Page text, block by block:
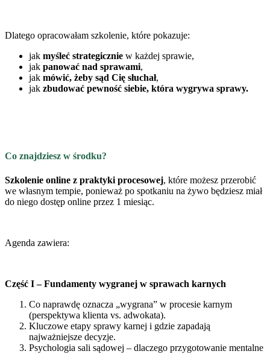
Dlatego opracowałam szkolenie, które pokazuje:
jak myśleć strategicznie w każdej sprawie,
jak panować nad sprawami,
jak mówić, żeby sąd Cię słuchał,
jak zbudować pewność siebie, która wygrywa sprawy.
Co znajdziesz w środku?
Szkolenie online z praktyki procesowej, które możesz przerobić
we własnym tempie, ponieważ po spotkaniu na żywo będziesz miał
do niego dostęp online przez 1 miesiąc.
Agenda zawiera:
Część I – Fundamenty wygranej w sprawach karnych
Co naprawdę oznacza „wygrana” w procesie karnym
(perspektywa klienta vs. adwokata).
Kluczowe etapy sprawy karnej i gdzie zapadają
najważniejsze decyzje.
Psychologia sali sądowej – dlaczego przygotowanie mentalne